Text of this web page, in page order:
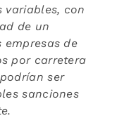
con
de un
de
por carretera
ser
sanciones